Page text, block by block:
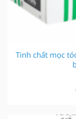
Tinh chất mọc